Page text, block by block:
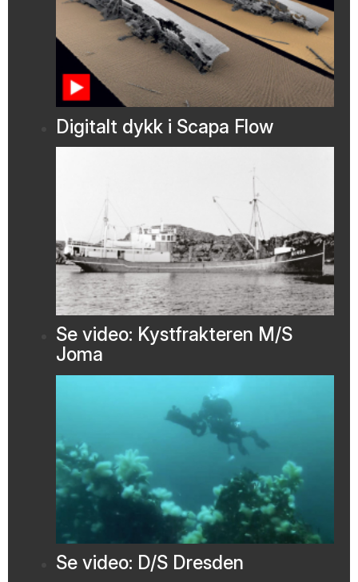
Digitalt dykk i Scapa Flow
Se video: Kystfrakteren M/S
Joma
Se video: D/S Dresden